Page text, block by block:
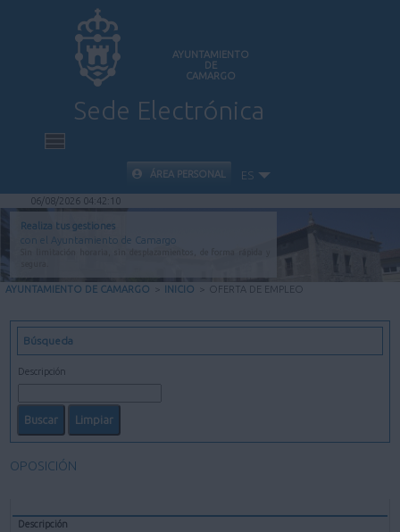
AYUNTAMIENTO
DE
CAMARGO
Sede Electrónica
INICIO
INFORMACIÓN PÚBLICA
CARPETA CIUDADANA
AYUDA
ÁREA PERSONAL ES
06/08/2026 04:42:11
Realiza tus gestiones
con el Ayuntamiento de Camargo
AYUNTAMIENTO DE CAMARGO > INICIO > OFERTA DE EMPLEO
Búsqueda
Descripción
OPOSICIÓN